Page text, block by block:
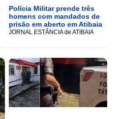
Polícia Militar prende três
homens com mandados de
prisão em aberto em Atibaia
JORNAL ESTÂNCIA de ATIBAIA